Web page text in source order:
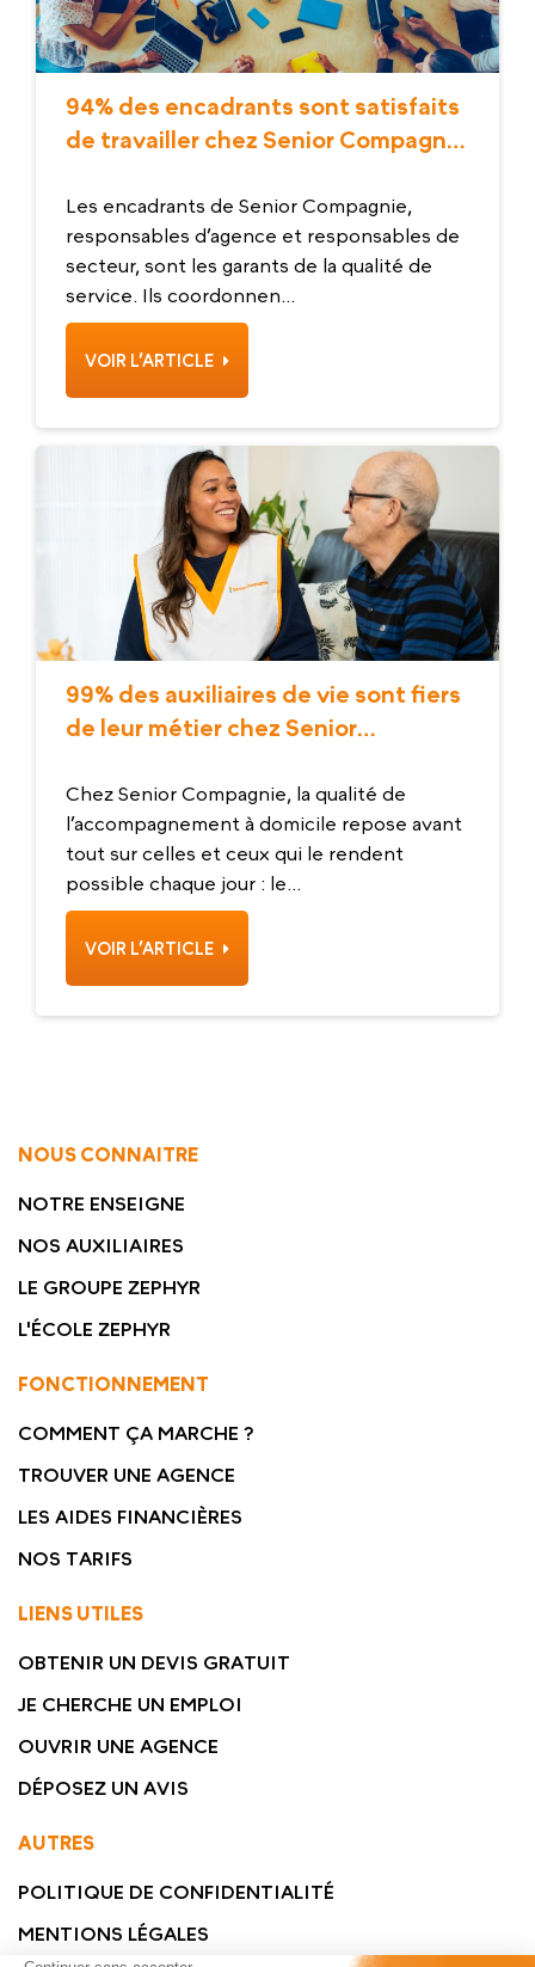
94% des encadrants sont satisfaits
de travailler chez Senior Compagnie
Les encadrants de Senior Compagnie,
responsables d’agence et responsables de
secteur, sont les garants de la qualité de
service. Ils coordonnen...
VOIR L’ARTICLE
99% des auxiliaires de vie sont fiers
de leur métier chez Senior
Chez Senior Compagnie, la qualité de
l’accompagnement à domicile repose avant
tout sur celles et ceux qui le rendent
possible chaque jour : le...
VOIR L’ARTICLE
NOUS CONNAITRE
NOTRE ENSEIGNE
NOS AUXILIAIRES
LE GROUPE ZEPHYR
L'ÉCOLE ZEPHYR
FONCTIONNEMENT
COMMENT ÇA MARCHE ?
TROUVER UNE AGENCE
LES AIDES FINANCIÈRES
NOS TARIFS
LIENS UTILES
OBTENIR UN DEVIS GRATUIT
JE CHERCHE UN EMPLOI
OUVRIR UNE AGENCE
DÉPOSEZ UN AVIS
AUTRES
POLITIQUE DE CONFIDENTIALITÉ
MENTIONS LÉGALES